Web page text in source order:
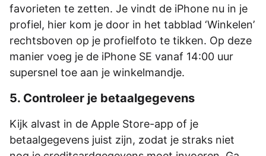
favorieten te zetten. Je vindt de iPhone nu in je
profiel, hier kom je door in het tabblad ‘Winkelen’
rechtsboven op je profielfoto te tikken. Op deze
manier voeg je de iPhone SE vanaf 14:00 uur
supersnel toe aan je winkelmandje.
5. Controleer je betaalgegevens
Kijk alvast in de Apple Store-app of je
betaalgegevens juist zijn, zodat je straks niet